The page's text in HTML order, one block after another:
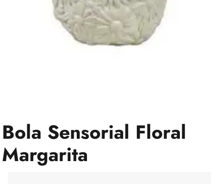
Bola Sensorial Floral
Margarita